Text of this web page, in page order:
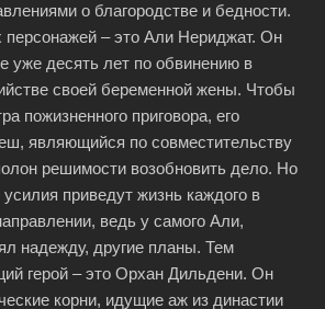
о благородстве и бедности.
персонажей – это Али Нериджат. Он
уже десять лет по обвинению в
своей беременной жены. Чтобы
пожизненного приговора, его
являющийся по совместительству
решимости возобновить дело. Но
усилия приведут жизнь каждого в
ведь у самого Али,
надежду, другие планы. Тем
герой – это Орхан Дильдени. Он
корни, идущие аж из династии